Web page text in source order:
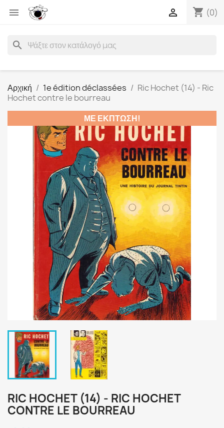
 shopping_cart (0)

search
Αρχική 1e édition déclassées
Ric Hochet (14) - Ric
Hochet contre le bourreau
ΜΕ ΈΚΠΤΩΣΗ!
RIC HOCHET (14) - RIC HOCHET
CONTRE LE BOURREAU